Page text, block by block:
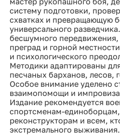
систему подготовки,
схватках и превращающую
универсального
бесшумного
преград и горной
и психологического
Методики адаптированы
песчаных барханов, лесов,
Особое внимание уделено
взаимопомощи и
Издание рекомендуется
спортсменам-
реконструкторам и всем,
экстремального выживания.